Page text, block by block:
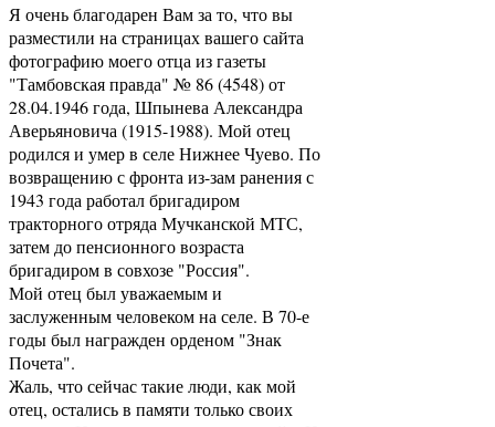
Я очень благодарен Вам за то, что вы
разместили на страницах вашего сайта
фотографию моего отца из газеты
"Тамбовская правда" № 86 (4548) от
28.04.1946 года, Шпынева Александра
Аверьяновича (1915-1988). Мой отец
родился и умер в селе Нижнее Чуево. По
возвращению с фронта из-зам ранения с
1943 года работал бригадиром
тракторного отряда Мучканской МТС,
затем до пенсионного возраста
бригадиром в совхозе "Россия".
Мой отец был уважаемым и
заслуженным человеком на селе. В 70-е
годы был награжден орденом "Знак
Почета".
Жаль, что сейчас такие люди, как мой
отец, остались в памяти только своих